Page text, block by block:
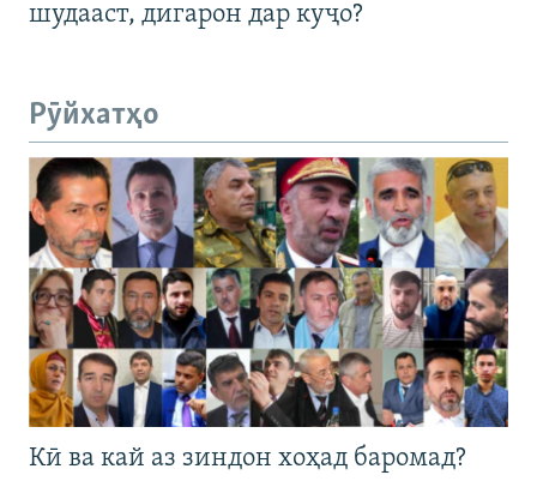
шудааст, дигарон дар куҷо?
Рӯйхатҳо
Кӣ ва кай аз зиндон хоҳад баромад?